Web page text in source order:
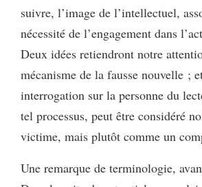
suivre, l’image de l’intellectuel,
nécessité de l’engagement dans
Deux idées retiendront notre
mécanisme de la fausse nouvelle ;
interrogation sur la personne du
tel processus, peut être considéré
victime, mais plutôt comme un
Une remarque de terminologie,